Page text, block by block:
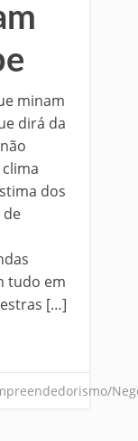
minam
dirá da
dos
de
tudo em
[…]